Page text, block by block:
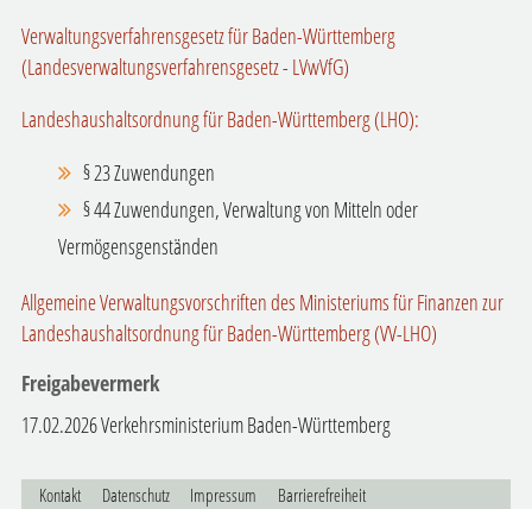
Verwaltungsverfahrensgesetz für Baden-Württemberg
(Landesverwaltungsverfahrensgesetz - LVwVfG)
Landeshaushaltsordnung für Baden-Württemberg (LHO):
§ 23 Zuwendungen
§ 44 Zuwendungen, Verwaltung von Mitteln oder
Vermögensgenständen
Allgemeine Verwaltungsvorschriften des Ministeriums für Finanzen zur
Landeshaushaltsordnung für Baden-Württemberg (VV-LHO)
Freigabevermerk
17.02.2026 Verkehrsministerium Baden-Württemberg
Kontakt Datenschutz Impressum Barrierefreiheit